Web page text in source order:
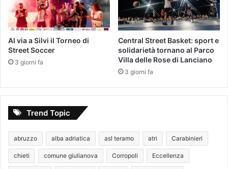
Al via a Silvi il Torneo di
Street Soccer
3 giorni fa
Central Street Basket: sport e
solidarietà tornano al Parco
Villa delle Rose di Lanciano
3 giorni fa
Trend Topic
abruzzo alba adriatica asl teramo atri Carabinieri
chieti comune giulianova Corropoli Eccellenza